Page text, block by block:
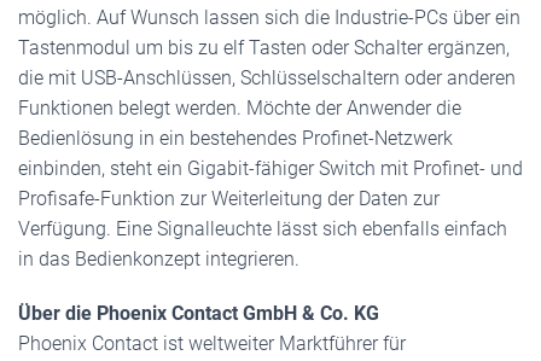
möglich. Auf Wunsch lassen sich die Industrie-PCs über ein
Tastenmodul um bis zu elf Tasten oder Schalter ergänzen,
die mit USB-Anschlüssen, Schlüsselschaltern oder anderen
Funktionen belegt werden. Möchte der Anwender die
Bedienlösung in ein bestehendes Profinet-Netzwerk
einbinden, steht ein Gigabit-fähiger Switch mit Profinet- und
Profisafe-Funktion zur Weiterleitung der Daten zur
Verfügung. Eine Signalleuchte lässt sich ebenfalls einfach
in das Bedienkonzept integrieren.
Über die Phoenix Contact GmbH & Co. KG
Phoenix Contact ist weltweiter Marktführer für